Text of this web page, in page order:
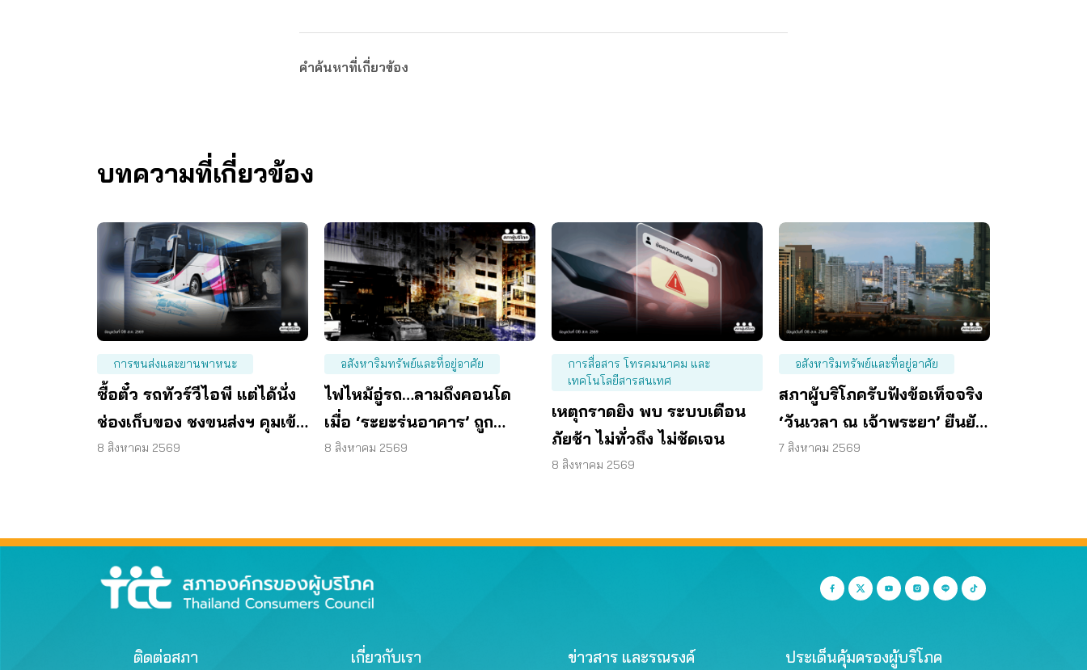
คำค้นหาที่เกี่ยวข้อง
บทความที่เกี่ยวข้อง
การขนส่งและยานพาหนะ
ซื้อตั๋ว รถทัวร์วีไอพี แต่ได้นั่ง
ช่องเก็บของ ชงขนส่งฯ คุมเข้ม
ทุกจุดตรวจ
8 สิงหาคม 2569
อสังหาริมทรัพย์และที่อยู่อาศัย
ไฟไหม้อู่รถ…ลามถึงคอนโด
เมื่อ ‘ระยะร่นอาคาร’ ถูก
ละเลย ผู้บริโภคจึงต้องเสี่ยง
8 สิงหาคม 2569
การสื่อสาร โทรคมนาคม และ
เทคโนโลยีสารสนเทศ
เหตุกราดยิง พบ ระบบเตือน
ภัยช้า ไม่ทั่วถึง ไม่ชัดเจน
8 สิงหาคม 2569
อสังหาริมทรัพย์และที่อยู่อาศัย
สภาผู้บริโภครับฟังข้อเท็จจริง
‘วันเวลา ณ เจ้าพระยา’ ยืนยัน
มีถนน 6 ม. รอบอาคาร
7 สิงหาคม 2569
ติดต่อสภา เกี่ยวกับเรา ข่าวสาร และรณรงค์ ประเด็นคุ้มครองผู้บริโภค